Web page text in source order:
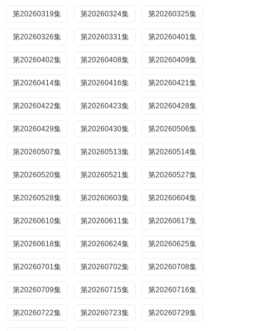
第20260319集 第20260324集 第20260325集
第20260326集 第20260331集 第20260401集
第20260402集 第20260408集 第20260409集
第20260414集 第20260416集 第20260421集
第20260422集 第20260423集 第20260428集
第20260429集 第20260430集 第20260506集
第20260507集 第20260513集 第20260514集
第20260520集 第20260521集 第20260527集
第20260528集 第20260603集 第20260604集
第20260610集 第20260611集 第20260617集
第20260618集 第20260624集 第20260625集
第20260701集 第20260702集 第20260708集
第20260709集 第20260715集 第20260716集
第20260722集 第20260723集 第20260729集